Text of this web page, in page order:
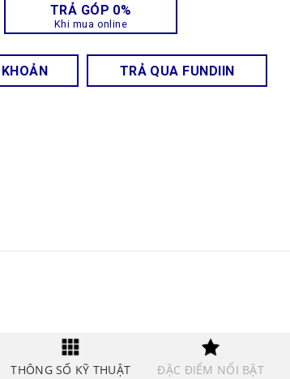
TRẢ GÓP 0%
Khi mua online
TRẢ QUA FUNDIIN
THÔNG SỐ KỸ THUẬT ĐẶC ĐIỂM NỔI BẬT